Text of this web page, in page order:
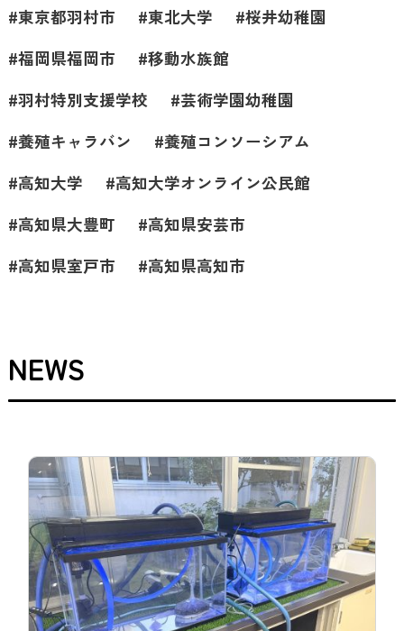
NEWS
東京都羽村市
東北大学
桜井幼稚園
福岡県福岡市
移動水族館
羽村特別支援学校
芸術学園幼稚園
養殖キャラバン
養殖コンソーシアム
高知大学
高知大学オンライン公民館
高知県大豊町
高知県安芸市
高知県室戸市
高知県高知市